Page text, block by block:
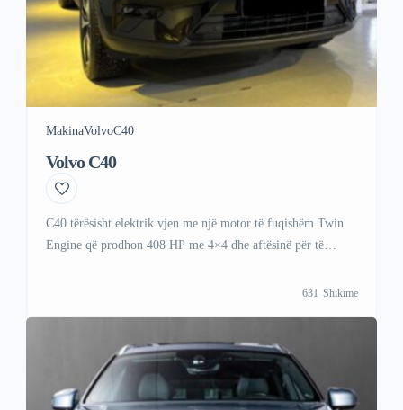
MakinaVolvoC40
Volvo C40
C40 tërësisht elektrik vjen me një motor të fuqishëm Twin
Engine që prodhon 408 HP me 4×4 dhe aftësinë për të
631 Shikime